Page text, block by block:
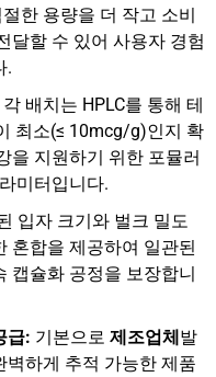
한 용량을 더 작고 소비
달할 수 있어 사용자 경험
.
각 배치는 HPLC를 통해 테
최소(≤ 10mcg/g)인지 확
을 지원하기 위한 포뮬러
미터입니다.
입자 크기와 벌크 밀도
혼합을 제공하여 일관된
캡슐화 공정을 보장합니
급: 기본으로 제조업체발
하게 추적 가능한 제품